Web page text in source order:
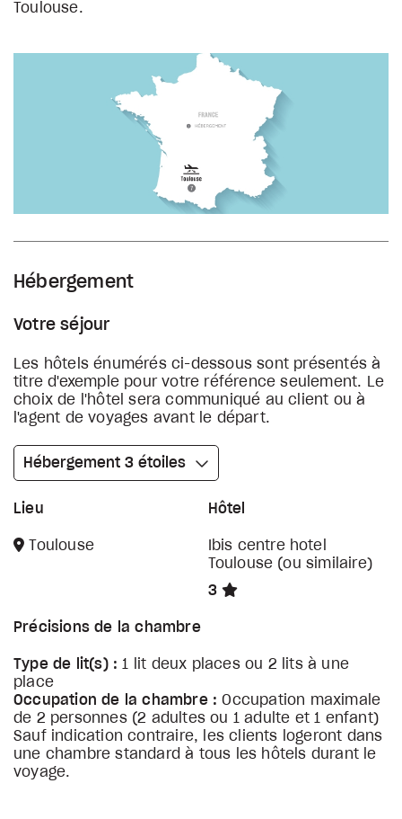
Toulouse.
Hébergement
Votre séjour
Les hôtels énumérés ci-dessous sont présentés à
titre d'exemple pour votre référence seulement. Le
choix de l'hôtel sera communiqué au client ou à
l'agent de voyages avant le départ.
Hébergement 3 étoiles
Lieu Hôtel
Toulouse
Ibis centre hotel
Toulouse (ou similaire)
3
Précisions de la chambre
Type de lit(s) : 1 lit deux places ou 2 lits à une
place
Occupation de la chambre : Occupation maximale
de 2 personnes (2 adultes ou 1 adulte et 1 enfant)
Sauf indication contraire, les clients logeront dans
une chambre standard à tous les hôtels durant le
voyage.